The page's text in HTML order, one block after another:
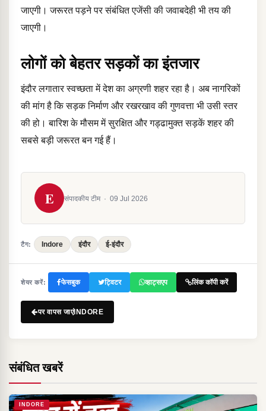
जाएगी। जरूरत पड़ने पर संबंधित एजेंसी की जवाबदेही भी तय की
जाएगी।
लोगों को बेहतर सड़कों का इंतजार
इंदौर लगातार स्वच्छता में देश का अग्रणी शहर रहा है। अब नागरिकों
की मांग है कि सड़क निर्माण और रखरखाव की गुणवत्ता भी उसी स्तर
की हो। बारिश के मौसम में सुरक्षित और गड्ढामुक्त सड़कें शहर की
सबसे बड़ी जरूरत बन गई हैं।
E संपादकीय टीम · 09 Jul 2026
टैग: Indore इंदौर ई-इंदौर
शेयर करें: फेसबुक ट्विटर व्हाट्सएप लिंक कॉपी करें
पर वापस जाएंINDORE
संबंधित खबरें
INDORE